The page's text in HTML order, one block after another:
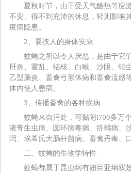
夏秋时节，由于受天气酷热等应激
不安、得不到充沛的休息，轻则影响
疫病隐患。
2、要挟人的身体安康
蚊蝇之所以令人厌恶，是由于它们
肝炎、霍乱、结核、白喉、沙眼、蛔
乙型脑炎、畜禽弓形体病和畜禽流感
体内使人患病。
3、传播畜禽的各种疾病
蚊蝇来自污处，可黏附l700多万个
液寄生虫病、圆环病毒病、疥螨病、
泻、埃希氏大肠杆菌病、畜禽丹毒、
二、蚊蝇的生物学特性
蚊蝇都属于昆虫纲有翅目亚纲双翅